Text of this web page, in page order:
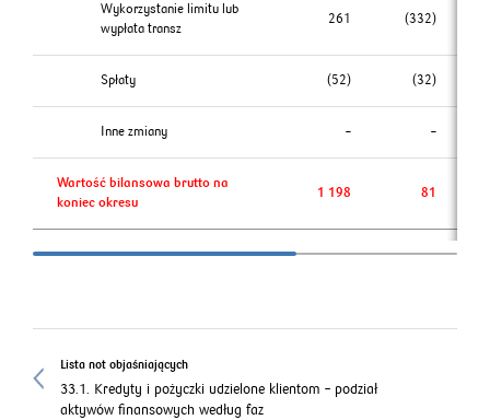
Wykorzystanie limitu lub
wypłata transz
261 (332)
Spłaty (52) (32)
Inne zmiany – –
Wartość bilansowa brutto na
koniec okresu
1 198 81
Lista not objaśniających
33.1. Kredyty i pożyczki udzielone klientom – podział
aktywów finansowych według faz